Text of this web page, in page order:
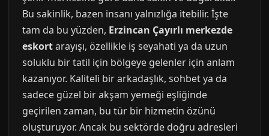
Bu sakinlik, bazen insanı yalnızlığa itebilir. İşte
tam da bu yüzden, Erzincan Çayırlı merkezde
eskortarayışı, özellikle iş seyahati ya da uzun
soluklu bir tatil için bölgeye gelenler için anlam
kazanıyor. Kaliteli bir arkadaşlık, sohbet ya da
sadece güzel bir akşam yemeği eşliğinde
geçirilen zaman, bu tür bir hizmetin özünü
oluşturuyor. Ancak bu sektörde doğru adresleri